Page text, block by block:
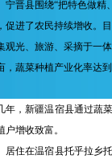
晋县围绕“把特色做精、
促进了农民持续增收。
观光、旅游、采摘于一
，蔬菜种植产业化率达
年，新疆温宿县通过蔬
户增收致富。
住在温宿县托乎拉乡托